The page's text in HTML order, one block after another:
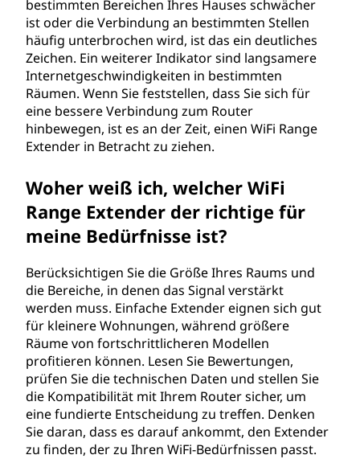
bestimmten Bereichen Ihres Hauses schwächer
ist oder die Verbindung an bestimmten Stellen
häufig unterbrochen wird, ist das ein deutliches
Zeichen. Ein weiterer Indikator sind langsamere
Internetgeschwindigkeiten in bestimmten
Räumen. Wenn Sie feststellen, dass Sie sich für
eine bessere Verbindung zum Router
hinbewegen, ist es an der Zeit, einen WiFi Range
Extender in Betracht zu ziehen.
Woher weiß ich, welcher WiFi
Range Extender der richtige für
meine Bedürfnisse ist?
Berücksichtigen Sie die Größe Ihres Raums und
die Bereiche, in denen das Signal verstärkt
werden muss. Einfache Extender eignen sich gut
für kleinere Wohnungen, während größere
Räume von fortschrittlicheren Modellen
profitieren können. Lesen Sie Bewertungen,
prüfen Sie die technischen Daten und stellen Sie
die Kompatibilität mit Ihrem Router sicher, um
eine fundierte Entscheidung zu treffen. Denken
Sie daran, dass es darauf ankommt, den Extender
zu finden, der zu Ihren WiFi-Bedürfnissen passt.